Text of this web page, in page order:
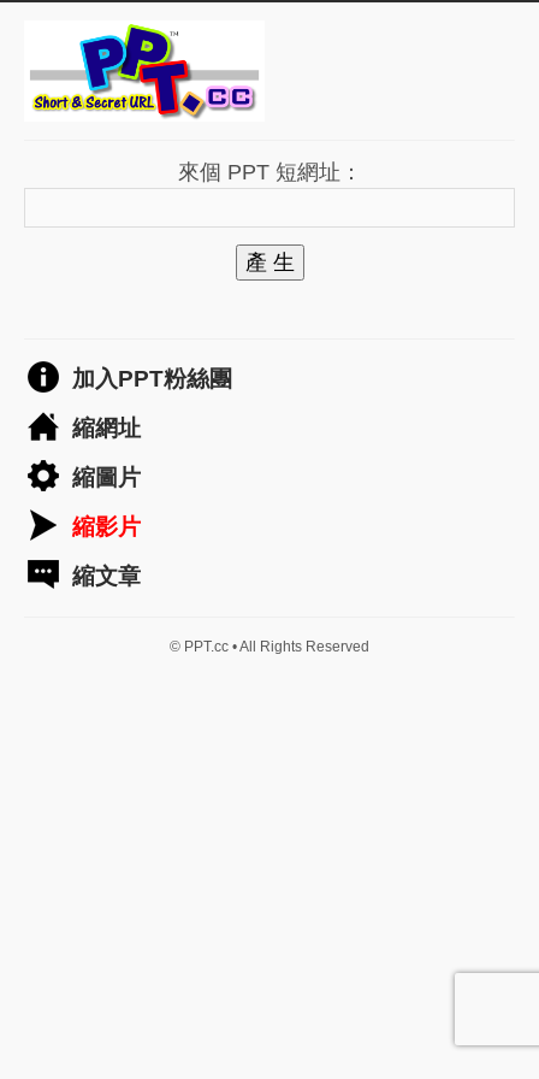
來個 PPT 短網址：
產 生
加入PPT粉絲團
縮網址
縮圖片
縮影片
縮文章
© PPT.cc • All Rights Reserved